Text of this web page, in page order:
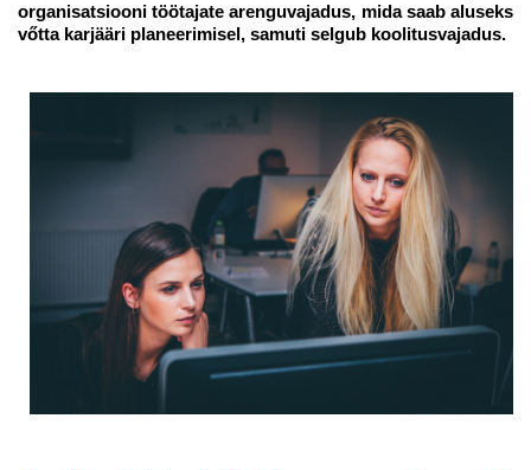
organisatsiooni töötajate arenguvajadus, mida saab aluseks
vőtta karjääri planeerimisel, samuti selgub koolitusvajadus.